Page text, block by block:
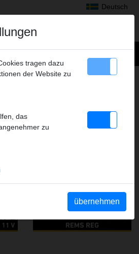
Deutsch
ANFASEN,
tragen dazu
der Website zu
das
zu
übernehmen